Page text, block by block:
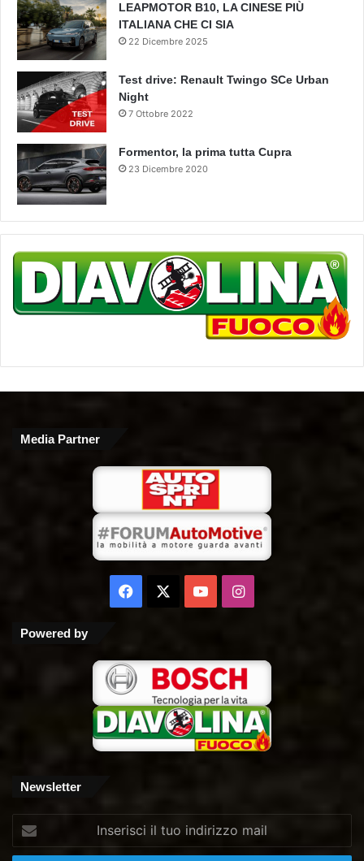
LEAPMOTOR B10, LA CINESE PIÙ
ITALIANA CHE CI SIA
22 Dicembre 2025
Test drive: Renault Twingo SCe Urban
Night
7 Ottobre 2022
Formentor, la prima tutta Cupra
23 Dicembre 2020
Media Partner
Facebook
You Instagram
Powered by
Newsletter
tuo